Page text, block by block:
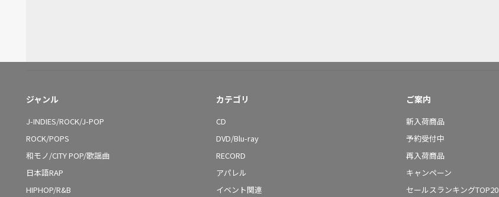
ジャンル
J-INDIES/ROCK/J-POP
ROCK/POPS
和モノ/CITY POP/歌謡曲
日本語RAP
HIPHOP/R&B
カテゴリ
CD
DVD/Blu-ray
RECORD
アパレル
イベント関連
ご案内
新入荷商品
予約受付中
再入荷商品
キャンペーン
セールスランキングTOP20